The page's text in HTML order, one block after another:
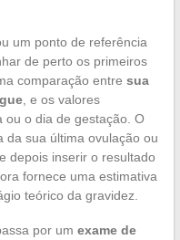
um ponto de referência
de perto os primeiros
comparação entre sua
, e os valores
ou o dia de gestação. O
da sua última ovulação ou
depois inserir o resultado
fornece uma estimativa
teórico da gravidez.
por um exame de